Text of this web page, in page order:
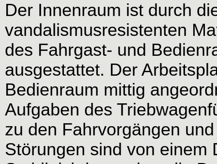
Der Innenraum ist durch
vandalismusresistenten
des Fahrgast- und
ausgestattet. Der
Bedienraum mittig
Aufgaben des
zu den Fahrvorgängen
Störungen sind von einem